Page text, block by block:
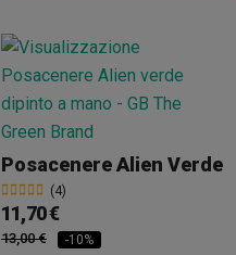
Posacenere Alien Verde
(4)
11,70 €
13,00 € -10%